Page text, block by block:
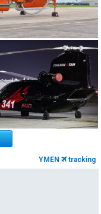
YMEN tracking